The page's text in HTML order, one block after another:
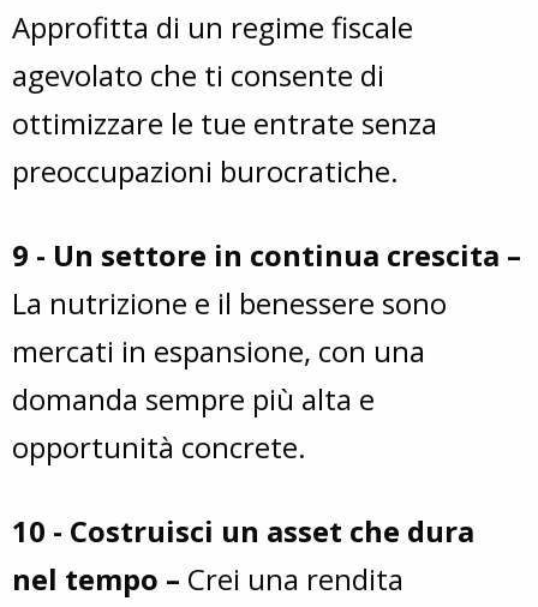
Approfitta di un regime fiscale
agevolato che ti consente di
ottimizzare le tue entrate senza
preoccupazioni burocratiche.
9 - Un settore in continua crescita –
La nutrizione e il benessere sono
mercati in espansione, con una
domanda sempre più alta e
opportunità concrete.
10 - Costruisci un asset che dura
nel tempo – Crei una rendita